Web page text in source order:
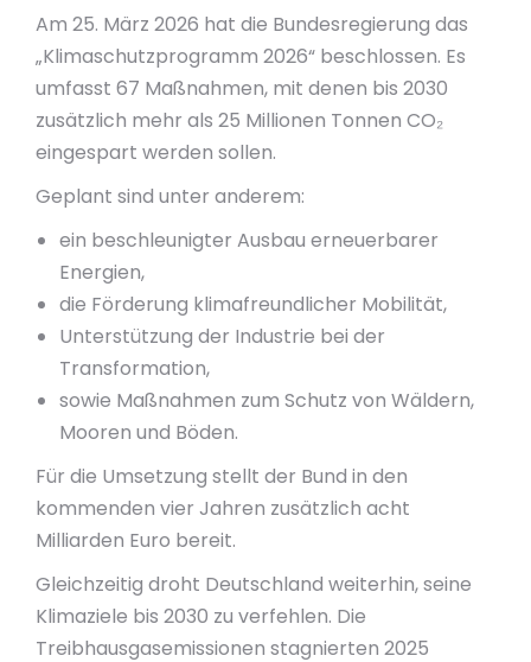
Am 25. März 2026 hat die Bundesregierung das
„Klimaschutzprogramm 2026“ beschlossen. Es
umfasst 67 Maßnahmen, mit denen bis 2030
zusätzlich mehr als 25 Millionen Tonnen CO₂
eingespart werden sollen.
Geplant sind unter anderem:
ein beschleunigter Ausbau erneuerbarer
Energien,
die Förderung klimafreundlicher Mobilität,
Unterstützung der Industrie bei der
Transformation,
sowie Maßnahmen zum Schutz von Wäldern,
Mooren und Böden.
Für die Umsetzung stellt der Bund in den
kommenden vier Jahren zusätzlich acht
Milliarden Euro bereit.
Gleichzeitig droht Deutschland weiterhin, seine
Klimaziele bis 2030 zu verfehlen. Die
Treibhausgasemissionen stagnierten 2025